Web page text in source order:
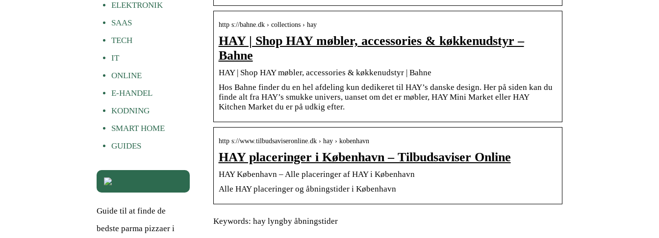
http s://bahne.dk › collections › hay
HAY | Shop HAY møbler, accessories & køkkenudstyr –
Bahne
HAY | Shop HAY møbler, accessories & køkkenudstyr | Bahne
Hos Bahne finder du en hel afdeling kun dedikeret til HAY’s danske design. Her på siden kan du
finde alt fra HAY’s smukke univers, uanset om det er møbler, HAY Mini Market eller HAY
Kitchen Market du er på udkig efter.
http s://www.tilbudsaviseronline.dk › hay › kobenhavn
HAY placeringer i København – Tilbudsaviser Online
HAY København – Alle placeringer af HAY i København
Alle HAY placeringer og åbningstider i København
Keywords: hay lyngby åbningstider
ELEKTRONIK
SAAS
TECH
IT
ONLINE
E-HANDEL
KODNING
SMART HOME
GUIDES
Guide til at finde de
bedste parma pizzaer i